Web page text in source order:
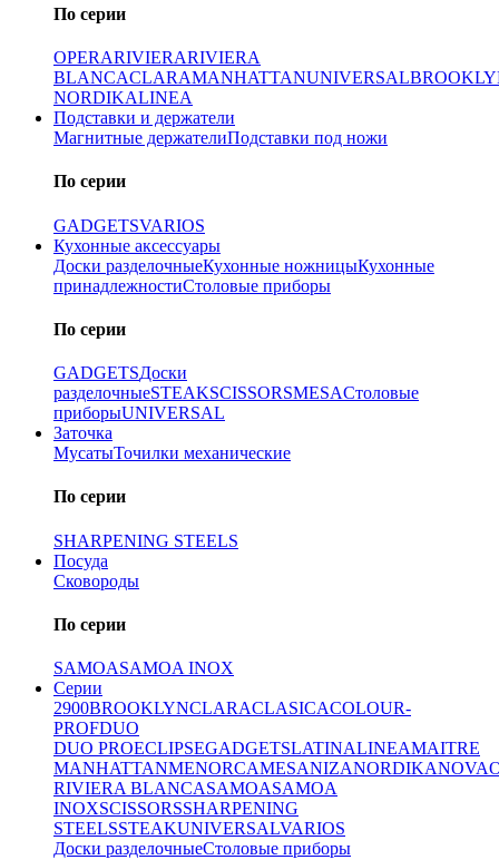
По серии
OPERARIVIERARIVIERA
BLANCACLARAMANHATTANUNIVERSAL
NORDIKALINEA
Подставки и держатели
Магнитные держателиПодставки под ножи
По серии
GADGETSVARIOS
Кухонные аксессуары
Доски разделочныеКухонные ножницыКухонные
принадлежностиСтоловые приборы
По серии
GADGETSДоски
разделочныеSTEAKSCISSORSMESAСтоловые
приборыUNIVERSAL
Заточка
МусатыТочилки механические
По серии
SHARPENING STEELS
Посуда
Сковороды
По серии
SAMOASAMOA INOX
Серии
2900BROOKLYNCLARACLASICACOLOUR-
PROFDUO
DUO PROECLIPSEGADGETSLATINALINEAMAITRE
MANHATTANMENORCAMESANIZANORDIKANOVA
RIVIERA BLANCASAMOASAMOA
INOXSCISSORSSHARPENING
STEELSSTEAKUNIVERSALVARIOS
Доски разделочныеСтоловые приборы